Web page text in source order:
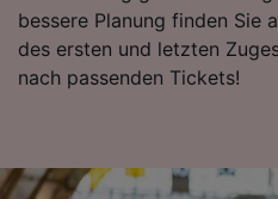
bessere Planung finden Sie
des ersten und letzten
nach passenden Tickets!
werden unseren
haben keinen Einfluss
Daten werden nicht für
Wir und unsere Partner